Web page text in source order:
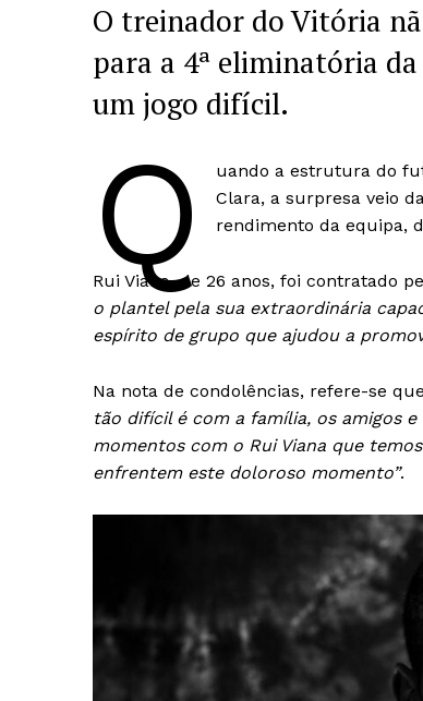
O treinador do Vitória
para a 4ª eliminatória
um jogo difícil.
Q
uando a estrutura do
Clara, a surpresa veio
rendimento da equipa,
Rui Viana, de 26 anos, foi contratado
o plantel pela sua extraordinária
espírito de grupo que ajudou a
Na nota de condolências, refere-se que
tão difícil é com a família, os amigos
momentos com o Rui Viana que
enfrentem este doloroso momento”.